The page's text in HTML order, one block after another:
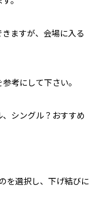
ますが、会場に入る
考にして下さい。
、シングル？おすすめ
を選択し、下げ結びに